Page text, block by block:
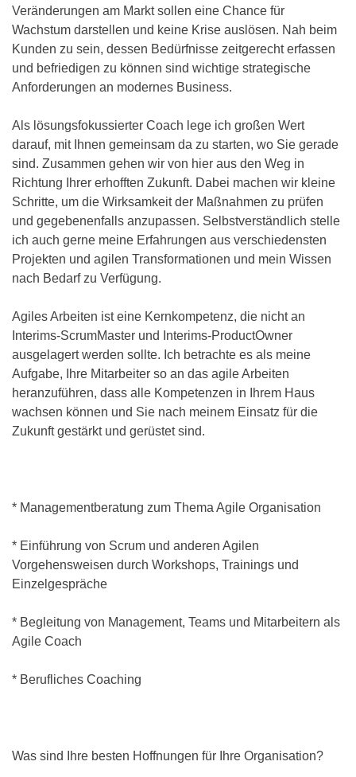
Veränderungen am Markt sollen eine Chance für
Wachstum darstellen und keine Krise auslösen. Nah beim
Kunden zu sein, dessen Bedürfnisse zeitgerecht erfassen
und befriedigen zu können sind wichtige strategische
Anforderungen an modernes Business.
Als lösungsfokussierter Coach lege ich großen Wert
darauf, mit Ihnen gemeinsam da zu starten, wo Sie gerade
sind. Zusammen gehen wir von hier aus den Weg in
Richtung Ihrer erhofften Zukunft. Dabei machen wir kleine
Schritte, um die Wirksamkeit der Maßnahmen zu prüfen
und gegebenenfalls anzupassen. Selbstverständlich stelle
ich auch gerne meine Erfahrungen aus verschiedensten
Projekten und agilen Transformationen und mein Wissen
nach Bedarf zu Verfügung.
Agiles Arbeiten ist eine Kernkompetenz, die nicht an
Interims-ScrumMaster und Interims-ProductOwner
ausgelagert werden sollte. Ich betrachte es als meine
Aufgabe, Ihre Mitarbeiter so an das agile Arbeiten
heranzuführen, dass alle Kompetenzen in Ihrem Haus
wachsen können und Sie nach meinem Einsatz für die
Zukunft gestärkt und gerüstet sind.
* Managementberatung zum Thema Agile Organisation
* Einführung von Scrum und anderen Agilen
Vorgehensweisen durch Workshops, Trainings und
Einzelgespräche
* Begleitung von Management, Teams und Mitarbeitern als
Agile Coach
* Berufliches Coaching
Was sind Ihre besten Hoffnungen für Ihre Organisation?